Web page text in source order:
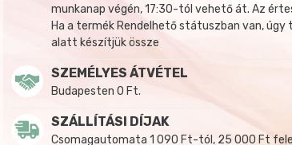
munkanap végén, 17:30-tól vehető át. Az
Ha a termék Rendelhető státuszban van,
alatt készítjük össze
SZEMÉLYES ÁTVÉTEL
Budapesten 0 Ft.
SZÁLLÍTÁSI DÍJAK
Csomagautomata 1 090 Ft-tól, 25 000 Ft